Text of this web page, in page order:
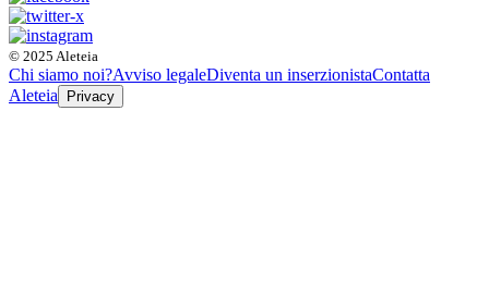
© 2025 Aleteia
Chi siamo noi?Avviso legaleDiventa un inserzionistaContatta
Aleteia
Privacy